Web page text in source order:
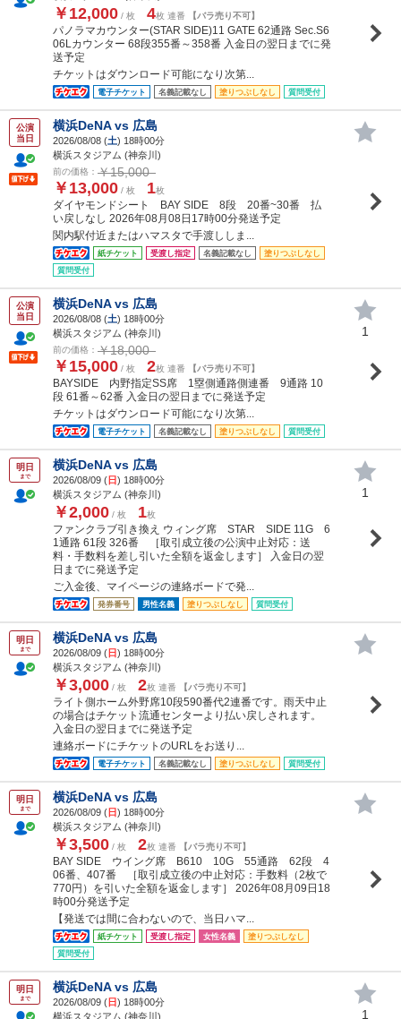
￥12,000 / 枚 4枚 連番 【バラ売り不可】
パノラマカウンター(STAR SIDE)11 GATE 62通路 Sec.S6
06Lカウンター 68段355番～358番 入金日の翌日までに発
送予定
チケットはダウンロード可能になり次第...
電子チケット 名義記載なし 塗りつぶしなし 質問受付
公演
当日
横浜DeNA vs 広島
2026/08/08 (土) 18時00分
横浜スタジアム (神奈川)
前の価格： ￥15,000
￥13,000 / 枚 1枚
ダイヤモンドシート BAY SIDE 8段 20番~30番 払
い戻しなし 2026年08月08日17時00分発送予定
関内駅付近またはハマスタで手渡ししま...
紙チケット 受渡し指定 名義記載なし
塗りつぶしなし
質問受付
公演
当日
横浜DeNA vs 広島
2026/08/08 (土) 18時00分
横浜スタジアム (神奈川)
前の価格： ￥18,000
￥15,000 / 枚 2枚 連番 【バラ売り不可】
BAYSIDE 内野指定SS席 1塁側通路側連番 9通路 10
段 61番～62番 入金日の翌日までに発送予定
チケットはダウンロード可能になり次第...
電子チケット 名義記載なし 塗りつぶしなし 質問受付
1
明日
まで
横浜DeNA vs 広島
2026/08/09 (日) 18時00分
横浜スタジアム (神奈川)
￥2,000 / 枚 1枚
ファンクラブ引き換え ウィング席 STAR SIDE 11G 6
1通路 61段 326番 ［取引成立後の公演中止対応：送
料・手数料を差し引いた全額を返金します］ 入金日の翌
日までに発送予定
ご入金後、マイページの連絡ボードで発...
発券番号 男性名義 塗りつぶしなし 質問受付
1
明日
まで
横浜DeNA vs 広島
2026/08/09 (日) 18時00分
横浜スタジアム (神奈川)
￥3,000 / 枚 2枚 連番 【バラ売り不可】
ライト側ホーム外野席10段590番代2連番です。雨天中止
の場合はチケット流通センターより払い戻しされます。
入金日の翌日までに発送予定
連絡ボードにチケットのURLをお送り...
電子チケット 名義記載なし 塗りつぶしなし 質問受付
明日
まで
横浜DeNA vs 広島
2026/08/09 (日) 18時00分
横浜スタジアム (神奈川)
￥3,500 / 枚 2枚 連番 【バラ売り不可】
BAY SIDE ウイング席 B610 10G 55通路 62段 4
06番、407番 ［取引成立後の中止対応：手数料（2枚で
770円）を引いた全額を返金します］ 2026年08月09日18
時00分発送予定
【発送では間に合わないので、当日ハマ...
紙チケット 受渡し指定 女性名義
塗りつぶしなし
質問受付
明日
まで
横浜DeNA vs 広島
2026/08/09 (日) 18時00分
横浜スタジアム (神奈川)
1